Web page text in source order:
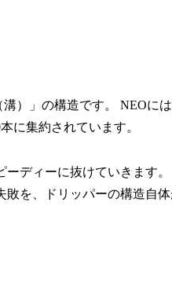
）」の構造です。 NEOに
に集約されています。
ディーに抜けていきます
を、ドリッパーの構造自